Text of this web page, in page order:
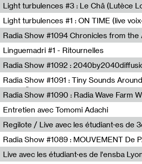
Lutèce Lockness
Jérôme Game,Jean-Michel Espitallier
Reboot.fm
Linguemadri #1 - Ritournelles
Meris Angioletti
Radia Show #1092 :
Diffusion FM
Radia Show #1091 : Tiny Sounds
Radio Študent
Wave Farm
Entretien avec Tomomi Adachi
Tomomi Adachi,Loraine Baud
Radio Panik
Live avec les étudiant·es de l'ensba